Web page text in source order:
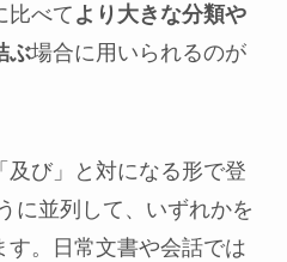
比べて より大きな分類や
ぶ場合に用いられるのが
び」と対になる形で登
に並列して、いずれかを
。日常文書や会話では